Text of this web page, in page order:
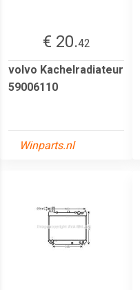
€ 20.42
volvo Kachelradiateur
59006110
Winparts.nl